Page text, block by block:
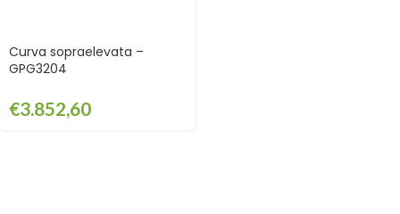
Curva sopraelevata –
GPG3204
€3.852,60